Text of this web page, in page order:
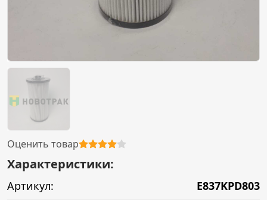
Оценить товар
Характеристики:
Артикул:
E837KPD803